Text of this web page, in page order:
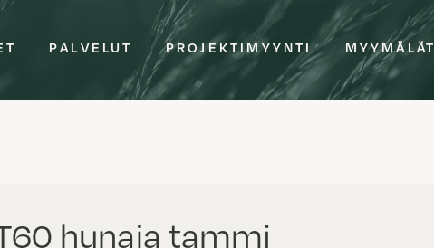
PALVELUT PROJEKTIMYYNTI MYYMÄLÄT
hunaja tammi